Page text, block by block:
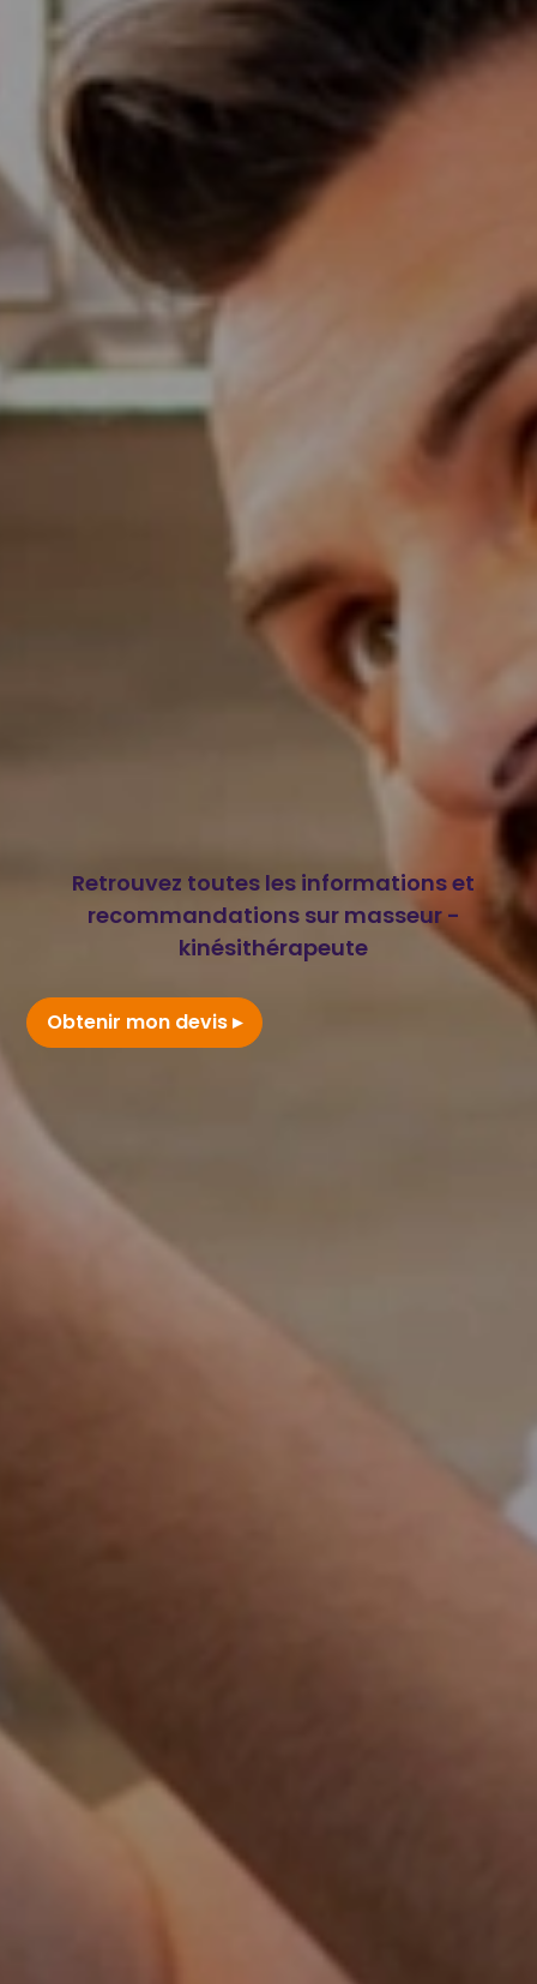
Retrouvez toutes les informations et
recommandations sur masseur -
kinésithérapeute
Obtenir mon devis